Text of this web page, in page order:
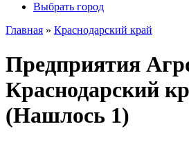
Выбрать город
Главная » Краснодарский край
Предприятия
Краснодарский
(Нашлось 1)